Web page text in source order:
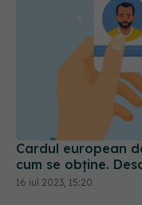
Cardul european
cum se obține.
16 iul 2023, 15:20